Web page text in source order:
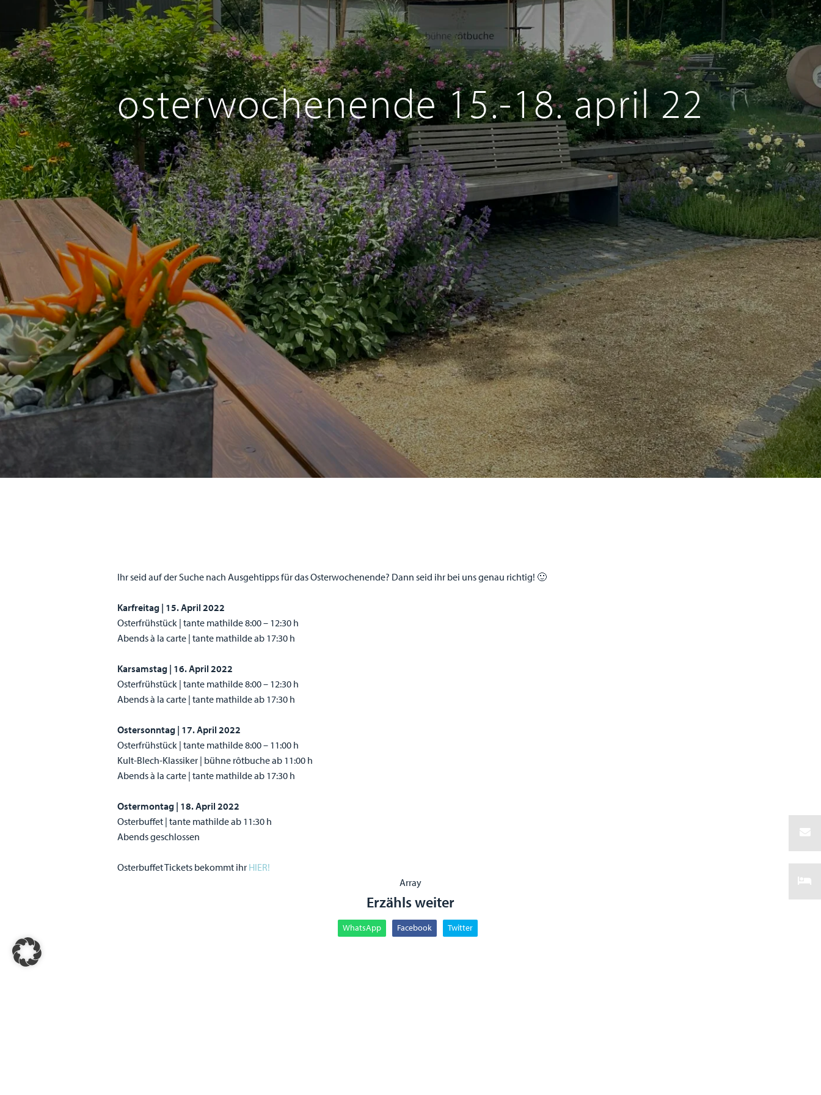
osterwochenende 15.-18. april 22
Ihr seid auf der Suche nach Ausgehtipps für das Osterwochenende? Dann seid ihr bei uns genau richtig! 🙂
Karfreitag | 15. April 2022
Osterfrühstück | tante mathilde 8:00 – 12:30 h
Abends à la carte | tante mathilde ab 17:30 h
Karsamstag | 16. April 2022
Osterfrühstück | tante mathilde 8:00 – 12:30 h
Abends à la carte | tante mathilde ab 17:30 h
Ostersonntag | 17. April 2022
Osterfrühstück | tante mathilde 8:00 – 11:00 h
Kult-Blech-Klassiker | bühne rôtbuche ab 11:00 h
Abends à la carte | tante mathilde ab 17:30 h
Ostermontag | 18. April 2022
Osterbuffet | tante mathilde ab 11:30 h
Abends geschlossen
Osterbuffet Tickets bekommt ihr HIER!
Array
Erzähls weiter
WhatsApp Facebook Twitter